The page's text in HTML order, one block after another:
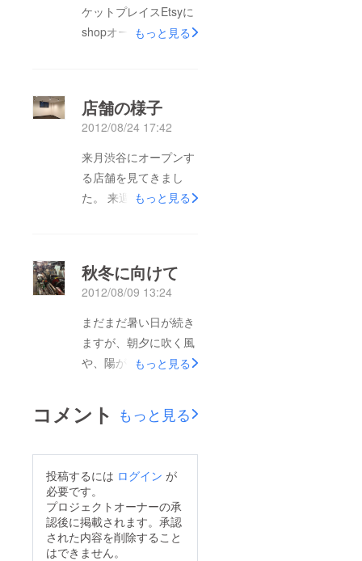
ケットプレイスEtsyに
shopオープンしました
もっと見る
店舗の様子
2012/08/24 17:42
来月渋谷にオープンす
る店舗を見てきまし
た。 来週から什器の
もっと見る
秋冬に向けて
2012/08/09 13:24
まだまだ暑い日が続き
ますが、朝夕に吹く風
や、陽が落ちる時間を
過ぎていくのを感じま
す。 先週末、滋賀の
きました。 現在の
AQAリネンシャツは単
色だけですが、今度の
生地作りでは新しい試
もっと見る
コメント もっと見る
投稿するには ログイン が
必要です。
プロジェクトオーナーの承
認後に掲載されます。承認
された内容を削除すること
はできません。